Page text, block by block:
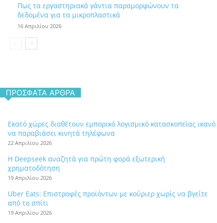
Πως τα εργαστηριακά γάντια παραμορφώνουν τα
δεδομένα για τα μικροπλαστικά
16 Απριλίου 2026
ΠΡΌΣΦΑΤΑ ΆΡΘΡΑ
Εκατό χώρες διαθέτουν εμπορικό λογισμικό κατασκοπείας ικανό
να παραβιάσει κινητά τηλέφωνα
22 Απριλίου 2026
Η Deepseek αναζητά για πρώτη φορά εξωτερική
χρηματοδότηση
19 Απριλίου 2026
Uber Eats: Επιστροφές προϊόντων με κούριερ χωρίς να βγείτε
από το σπίτι
19 Απριλίου 2026